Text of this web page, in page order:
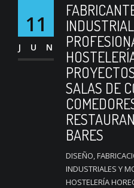
11
JUN
SALAS DE
BARES
DISEÑO,
INDUSTRIALES Y
HOSTELERÍA